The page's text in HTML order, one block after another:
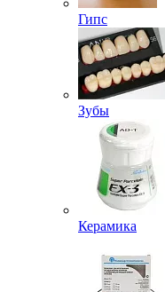
Гипс
Зубы
Керамика